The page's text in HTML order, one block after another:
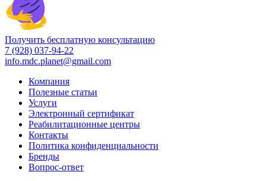
Получить бесплатную консультацию
7 (928) 037-94-22
info.mdc.planet@gmail.com
Компания
Полезные статьи
Услуги
Электронный сертификат
Реабилитационные центры
Контакты
Политика конфиденциальности
Бренды
Вопрос-ответ